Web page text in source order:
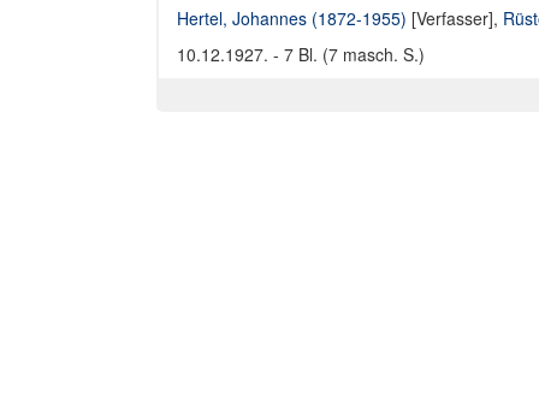
Hertel, Johannes (1872-1955) [Verfasser],
10.12.1927. - 7 Bl. (7 masch. S.)